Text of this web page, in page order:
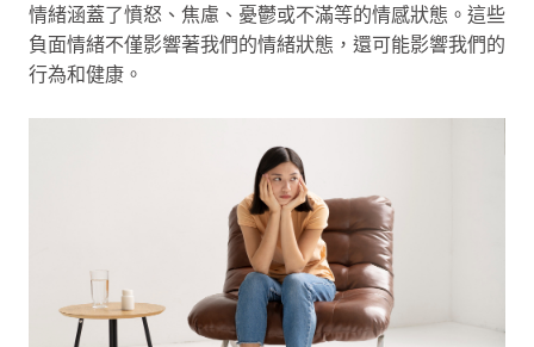
情緒涵蓋了憤怒、焦慮、憂鬱或不滿等的情感狀態。這些
負面情緒不僅影響著我們的情緒狀態，還可能影響我們的
行為和健康。